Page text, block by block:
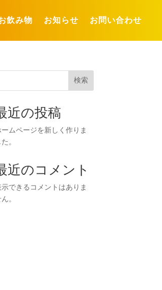
飲み物 お知らせ お問い合わせ
検索
近の投稿
ームページを新しく作りま
。
近のコメント
示できるコメントはありま
。